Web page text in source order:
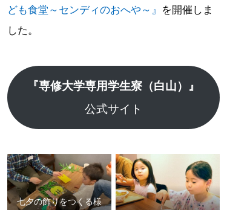
ども食堂～センディのおへや～』
を開催しま
した。
『専修大学専用学生寮（白山）』
公式サイト
七夕の飾りをつくる様